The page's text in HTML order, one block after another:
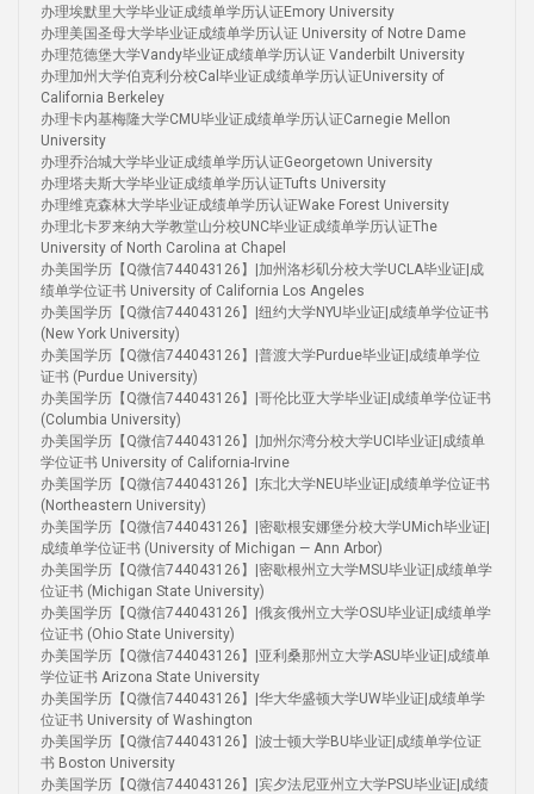
办理埃默里大学毕业证成绩单学历认证Emory University
办理美国圣母大学毕业证成绩单学历认证 University of Notre Dame
办理范德堡大学Vandy毕业证成绩单学历认证 Vanderbilt University
办理加州大学伯克利分校Cal毕业证成绩单学历认证University of
California Berkeley
办理卡内基梅隆大学CMU毕业证成绩单学历认证Carnegie Mellon
University
办理乔治城大学毕业证成绩单学历认证Georgetown University
办理塔夫斯大学毕业证成绩单学历认证Tufts University
办理维克森林大学毕业证成绩单学历认证Wake Forest University
办理北卡罗来纳大学教堂山分校UNC毕业证成绩单学历认证The
University of North Carolina at Chapel
办美国学历【Q微信744043126】|加州洛杉矶分校大学UCLA毕业证|成
绩单学位证书 University of California Los Angeles
办美国学历【Q微信744043126】|纽约大学NYU毕业证|成绩单学位证书
(New York University)
办美国学历【Q微信744043126】|普渡大学Purdue毕业证|成绩单学位
证书 (Purdue University)
办美国学历【Q微信744043126】|哥伦比亚大学毕业证|成绩单学位证书
(Columbia University)
办美国学历【Q微信744043126】|加州尔湾分校大学UCI毕业证|成绩单
学位证书 University of California-Irvine
办美国学历【Q微信744043126】|东北大学NEU毕业证|成绩单学位证书
(Northeastern University)
办美国学历【Q微信744043126】|密歇根安娜堡分校大学UMich毕业证|
成绩单学位证书 (University of Michigan — Ann Arbor)
办美国学历【Q微信744043126】|密歇根州立大学MSU毕业证|成绩单学
位证书 (Michigan State University)
办美国学历【Q微信744043126】|俄亥俄州立大学OSU毕业证|成绩单学
位证书 (Ohio State University)
办美国学历【Q微信744043126】|亚利桑那州立大学ASU毕业证|成绩单
学位证书 Arizona State University
办美国学历【Q微信744043126】|华大华盛顿大学UW毕业证|成绩单学
位证书 University of Washington
办美国学历【Q微信744043126】|波士顿大学BU毕业证|成绩单学位证
书 Boston University
办美国学历【Q微信744043126】|宾夕法尼亚州立大学PSU毕业证|成绩